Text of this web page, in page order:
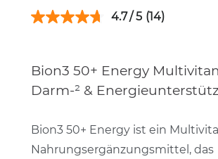
4.7 (14)
Bion3 50+ Energy
Darm-² &
Bion3 50+ Energy ist ein
Nahrungsergänzungsmittel, das